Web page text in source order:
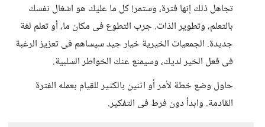
تجاهل ذلك إنها فترة، وستمر! كل ما عليك هو اشغال نفسك
بالتعلم، وتطوير الذات. جرب التطوع فى مكان ما، أو تعلم لغة
جديدة. الجمعيات الخيرية خيار جيد سيساهم فى تعزيز الرغبة
فى فعل الخير لديك، وسيمنع عنك الخواطر السلبية.
حاول وضع خطة لأمر أو اثنين بالكثير للقيام بعمله الفترة
القادمة. وابدأ دون فرط فى التفكير.